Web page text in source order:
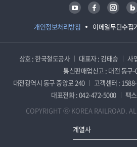
개인정보처리방침 이메일무단수집
유튜브 페이스북 인스타그램 블로그
상호 : 한국철도공사 대표자 : 김태승
사
통신판매업신고 : 대전 동구-
대전광역시 동구 중앙로 240
고객센터 :
대표전화 : 042-472-5000
팩
COPYRIGHT ⓒ KOREA RAILROAD.
계열사